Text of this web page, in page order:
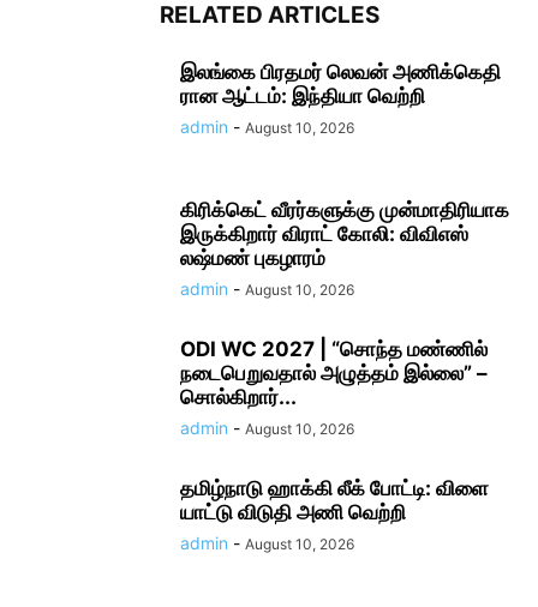
RELATED ARTICLES
இலங்கை பிரதமர் லெவன் அணிக்​கெ​தி​
ரான ஆட்​டம்: இந்தியா வெற்றி
admin - August 10, 2026
கிரிக்​கெட் வீரர்​களுக்கு முன்​மா​திரி​யாக
இருக்​கிறார் விராட் கோலி: விவிஎஸ்
லஷ்மண் புகழாரம்
admin - August 10, 2026
ODI WC 2027 | “சொந்த மண்ணில்
நடை​பெறுவதால் அழுத்​தம் இல்லை” –
சொல்கிறார்...
admin - August 10, 2026
தமிழ்​நாடு ஹாக்கி லீக் போட்டி: விளை​
யாட்டு விடுதி அணி வெற்றி
admin - August 10, 2026